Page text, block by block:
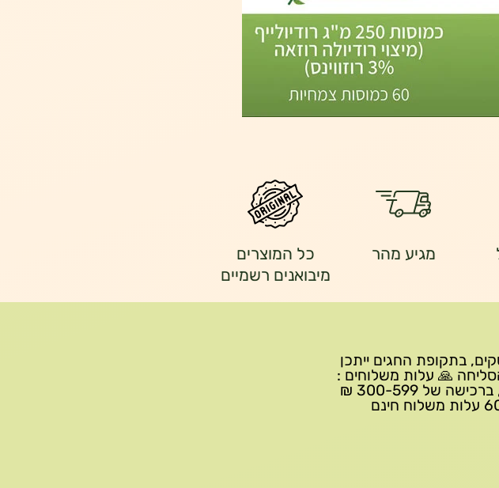
מגיע מהר
כל המוצרים
מיבואנים רשמיים
לכל הארץ 2-6 ימי עסקים, בתקופת החגים ייתכן
הסליחה 🙏 עלות משלוחים :
ברכישה עד 299₪ עלות משלוח 22₪, ברכישה של 300-599 ₪